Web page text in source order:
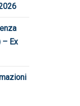
Ex